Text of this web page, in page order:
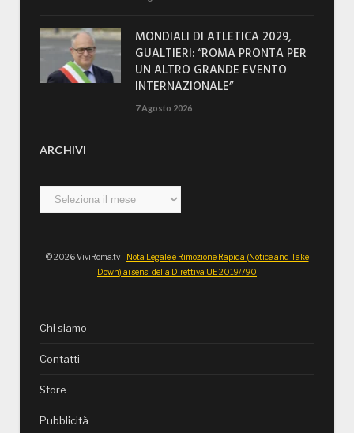
MONDIALI DI ATLETICA 2029,
GUALTIERI: “ROMA PRONTA PER
UN ALTRO GRANDE EVENTO
INTERNAZIONALE”
7 Agosto 2026
ARCHIVI
Archivi
© 2026 ViviRoma.tv - Nota Legale e Rimozione Rapida (Notice and Take
Down) ai sensi della Direttiva UE 2019/790
Chi siamo
Contatti
Store
Pubblicità